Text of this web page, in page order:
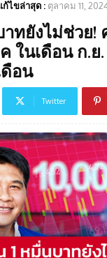
ก้ไขล่าสุด : ตุลาคม 11,
าทยังไม่ช่วย!
ในเดือน ก.ย
ดือน
Twitter